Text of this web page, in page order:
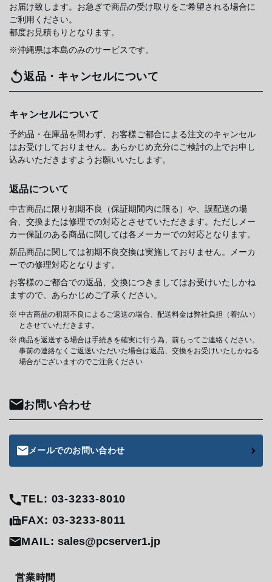
お届け致します。お急ぎで商品の受け取りをご希望される場合に
ご利用ください。
都度お見積もりとなります。
※沖縄県は本島のみのサービスです。
返品・キャンセルについて
キャンセルについて
予約品・在庫品を問わず、お客様ご都合による注文のキャンセル
はお受けしておりません。あらかじめ充分にご検討の上でお申し
込みいただきますようお願いいたします。
返品について
中古商品に限り初期不良（保証期間内に限る）や、誤配送の場
合、交換または修理での対応とさせていただきます。ただしメー
カー保証のある商品に関しては各メーカーでの対応となります。
新品商品に関しては初期不良交換は実施しておりません。メーカ
ーでの修理対応となります。
お客様のご都合での返品、交換につきましてはお受けいたしかね
ますので、あらかじめご了承ください。
中古商品の初期不良によるご返送の場合、配送料金は弊社負担（着払い）
とさせていただきます。
商品を返送する場合は手続きを確実に行う為、前もってご連絡ください。
事前の連絡なくご返送いただいた場合は返品、交換をお受けいたしかねる
場合がございますのでご注意ください
お問い合わせ
メールでのお問い合わせ
TEL: 03-3233-8010
FAX: 03-3233-8011
MAIL:sales@pcserver1.jp
営業時間